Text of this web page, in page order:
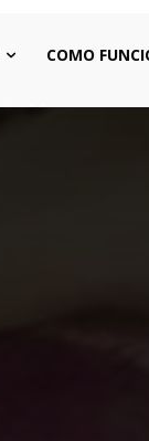
COMO